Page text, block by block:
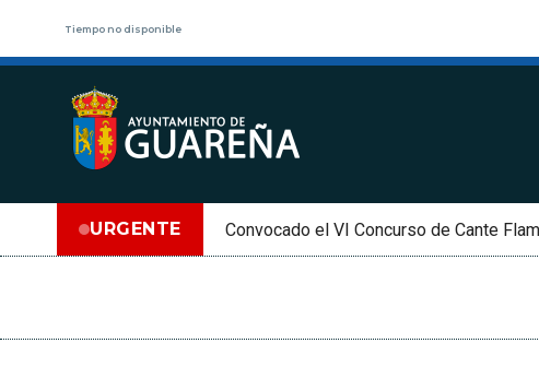
Tiempo no disponible
URGENTE Convocado el VI Concurso de Cante